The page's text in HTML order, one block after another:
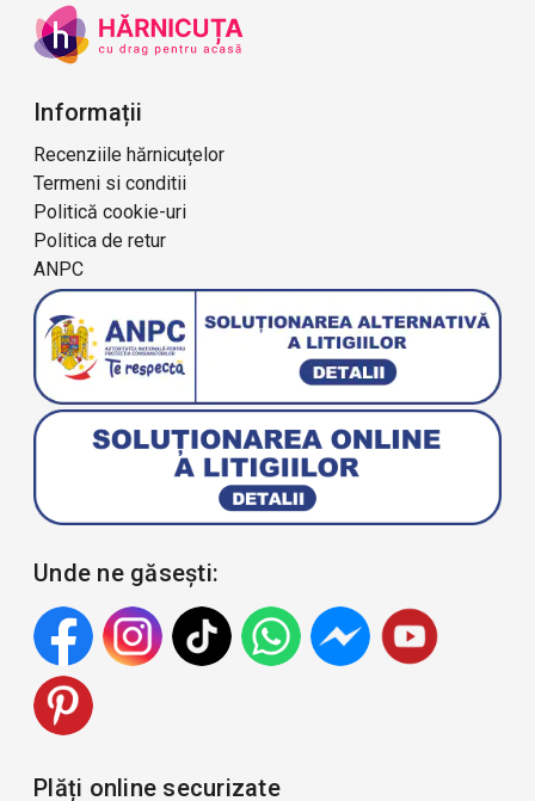
Informații
Recenziile hărnicuțelor
Termeni si conditii
Politică cookie-uri
Politica de retur
ANPC
Unde ne găsești:
Plăți online securizate